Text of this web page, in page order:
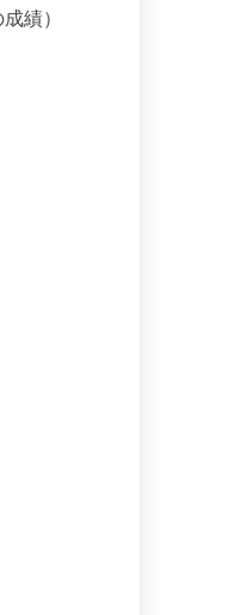
績）